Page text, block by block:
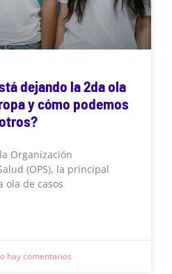
dejando la 2da ola
y cómo podemos
Organización
(OPS), la principal
ola de casos
hay comentarios